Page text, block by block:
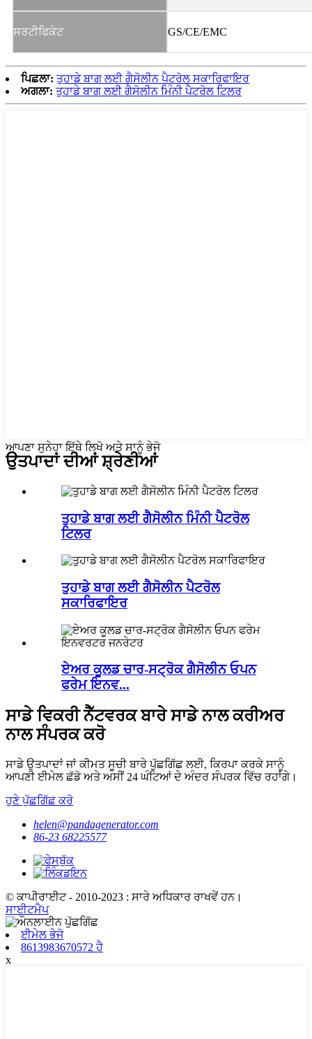
ਸਰਟੀਫਿਕੇਟ GS/CE/EMC
ਪਿਛਲਾ: ਤੁਹਾਡੇ ਬਾਗ ਲਈ ਗੈਸੋਲੀਨ ਪੈਟਰੋਲ ਸਕਾਰਿਫਾਇਰ
ਅਗਲਾ: ਤੁਹਾਡੇ ਬਾਗ ਲਈ ਗੈਸੋਲੀਨ ਮਿੰਨੀ ਪੈਟਰੋਲ ਟਿਲਰ
ਆਪਣਾ ਸੁਨੇਹਾ ਇੱਥੇ ਲਿਖੋ ਅਤੇ ਸਾਨੂੰ ਭੇਜੋ
ਉਤਪਾਦਾਂ ਦੀਆਂ ਸ਼੍ਰੇਣੀਆਂ
ਤੁਹਾਡੇ ਬਾਗ ਲਈ ਗੈਸੋਲੀਨ ਮਿੰਨੀ ਪੈਟਰੋਲ
ਟਿਲਰ
ਤੁਹਾਡੇ ਬਾਗ ਲਈ ਗੈਸੋਲੀਨ ਪੈਟਰੋਲ
ਸਕਾਰਿਫਾਇਰ
ਏਅਰ ਕੂਲਡ ਚਾਰ-ਸਟ੍ਰੋਕ ਗੈਸੋਲੀਨ ਓਪਨ
ਫਰੇਮ ਇਨਵ...
ਸਾਡੇ ਵਿਕਰੀ ਨੈੱਟਵਰਕ ਬਾਰੇ ਸਾਡੇ ਨਾਲ ਕਰੀਅਰ
ਨਾਲ ਸੰਪਰਕ ਕਰੋ
ਸਾਡੇ ਉਤਪਾਦਾਂ ਜਾਂ ਕੀਮਤ ਸੂਚੀ ਬਾਰੇ ਪੁੱਛਗਿੱਛ ਲਈ, ਕਿਰਪਾ ਕਰਕੇ ਸਾਨੂੰ
ਆਪਣੀ ਈਮੇਲ ਛੱਡੋ ਅਤੇ ਅਸੀਂ 24 ਘੰਟਿਆਂ ਦੇ ਅੰਦਰ ਸੰਪਰਕ ਵਿੱਚ ਰਹਾਂਗੇ।
ਹੁਣੇ ਪੁੱਛਗਿੱਛ ਕਰੋ
helen@pandagenerator.com
86-23 68225577
© ਕਾਪੀਰਾਈਟ - 2010-2023 : ਸਾਰੇ ਅਧਿਕਾਰ ਰਾਖਵੇਂ ਹਨ।
ਸਾਈਟਮੈਪ
ਈਮੇਲ ਭੇਜੋ
8613983670572 ਹੈ
x